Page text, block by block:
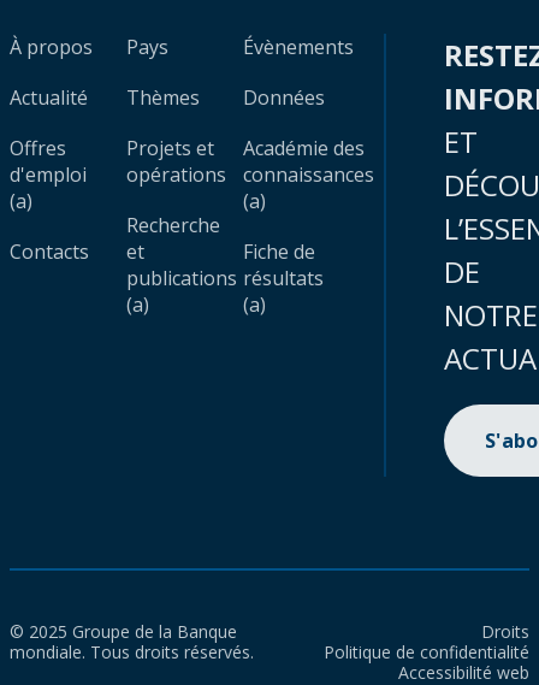
À propos
Actualité
Offres
d'emploi
(a)
Contacts
Pays
Thèmes
Projets et
opérations
Recherche
et
publications
(a)
Évènements
Données
Académie des
connaissances
(a)
Fiche de
résultats
(a)
ET
DE
NOTRE
© 2025 Groupe de la Banque
mondiale. Tous droits réservés.
Droits
Politique de confidentialité
Accessibilité web